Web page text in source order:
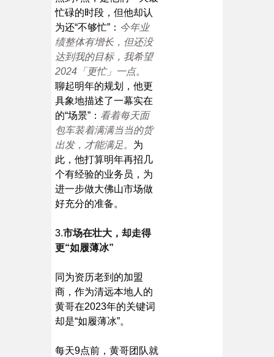
忙碌的时段，但他却认
为还“不够忙”： 今年业
绩整体有增长，但还没
达到我的目标，我希望
2024「更忙」一点。
聊起明年的规划，他更
具象地描述了一幕实在
的“场景”： 看着每天面
包车装着满满当当的货
出发，才能满足。 为
此，他打算明年再招几
个有经验的业务员，为
进一步做大佛山市场做
好充分的准备。
3.市场在壮大，却走得
更“如履薄冰”
同为资历老到的加盟
商，作为清远本地人的
黄哥在2023年的关键词
却是“如履薄冰”。
每天9点前，黄哥团队就